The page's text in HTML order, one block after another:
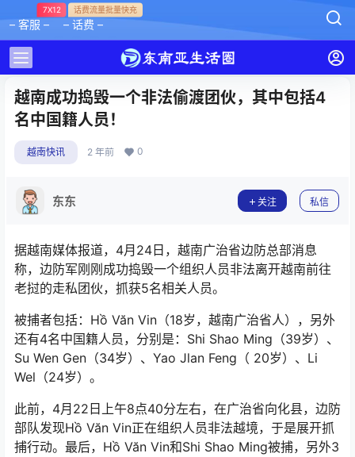
– 客服 –
7X12
– 话费 –
话费流量批量快充
越南成功捣毁一个非法偷渡团伙，其中包括4
名中国籍人员！
越南快讯 2 年前 0
东东 关注 私信
据越南媒体报道，4月24日，越南广治省边防总部消息
称，边防军刚刚成功捣毁一个组织人员非法离开越南前往
老挝的走私团伙，抓获5名相关人员。
被捕者包括：Hồ Văn Vin（18岁，越南广治省人），另外
还有4名中国籍人员，分别是：Shi Shao Ming（39岁）、
Su Wen Gen（34岁）、Yao Jlan Feng（ 20岁）、Li
Wel（24岁）。
此前，4月22日上午8点40分左右，在广治省向化县，边防
部队发现Hồ Văn Vin正在组织人员非法越境，于是展开抓
捕行动。最后，Hồ Văn Vin和Shi Shao Ming被捕，另外3